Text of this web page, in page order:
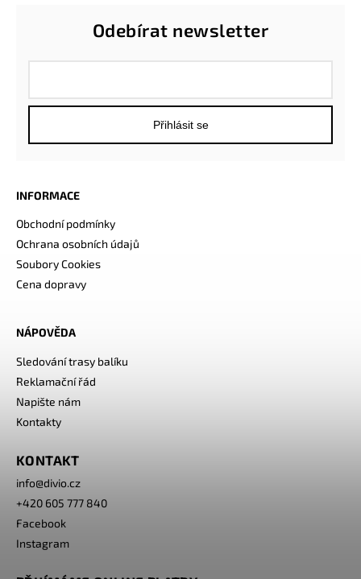
INFORMACE
Obchodní podmínky
Ochrana osobních údajů
Soubory Cookies
Cena dopravy
NÁPOVĚDA
Sledování trasy balíku
Reklamační řád
Napište nám
Kontakty
Odebírat newsletter
Přihlásit se
KONTAKT
info@divio.cz
+420 605 777 840
Facebook
Instagram